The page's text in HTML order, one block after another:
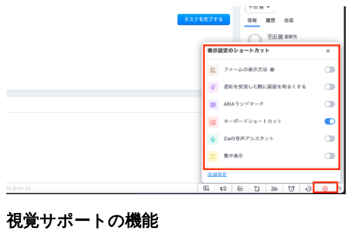
視覚サポートの機能